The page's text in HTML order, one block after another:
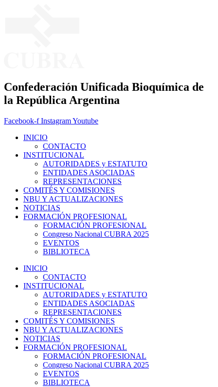
Confederación Unificada Bioquímica de
la República Argentina
Facebook-f InstagramYoutube
INICIO
CONTACTO
INSTITUCIONAL
AUTORIDADES y ESTATUTO
ENTIDADES ASOCIADAS
REPRESENTACIONES
COMITÉS Y COMISIONES
NBU Y ACTUALIZACIONES
NOTICIAS
FORMACIÓN PROFESIONAL
FORMACIÓN PROFESIONAL
Congreso Nacional CUBRA 2025
EVENTOS
BIBLIOTECA
INICIO
CONTACTO
INSTITUCIONAL
AUTORIDADES y ESTATUTO
ENTIDADES ASOCIADAS
REPRESENTACIONES
COMITÉS Y COMISIONES
NBU Y ACTUALIZACIONES
NOTICIAS
FORMACIÓN PROFESIONAL
FORMACIÓN PROFESIONAL
Congreso Nacional CUBRA 2025
EVENTOS
BIBLIOTECA